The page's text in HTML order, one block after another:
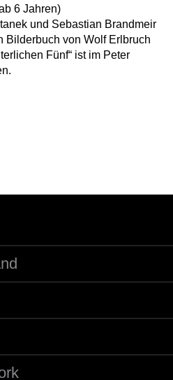
6 Jahren)
und Sebastian Brandmeir
Bilderbuch von Wolf Erlbruch
Fünf“ ist im Peter